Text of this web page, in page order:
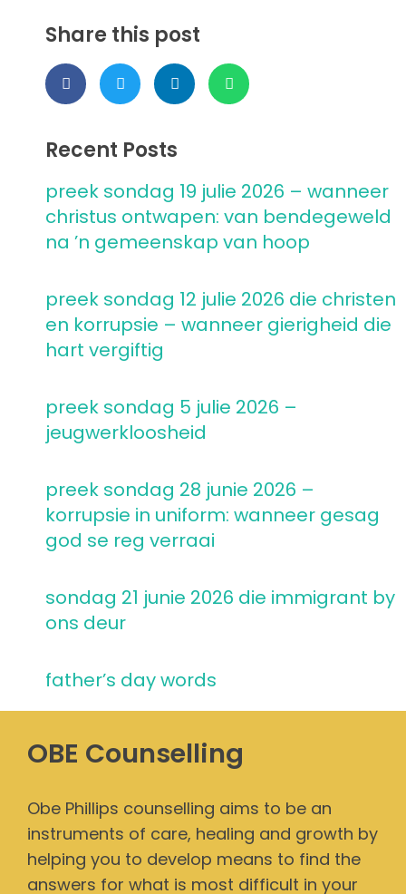
Share this post
Recent Posts
preek sondag 19 julie 2026 – wanneer
christus ontwapen: van bendegeweld
na ’n gemeenskap van hoop
preek sondag 12 julie 2026 die christen
en korrupsie – wanneer gierigheid die
hart vergiftig
preek sondag 5 julie 2026 –
jeugwerkloosheid
preek sondag 28 junie 2026 –
korrupsie in uniform: wanneer gesag
god se reg verraai
sondag 21 junie 2026 die immigrant by
ons deur
father’s day words
OBE Counselling
Obe Phillips counselling aims to be an
instruments of care, healing and growth by
helping you to develop means to find the
answers for what is most difficult in your